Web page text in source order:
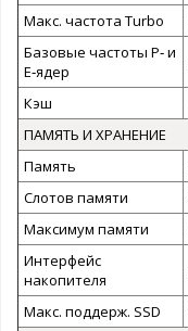
Макс. частота Turbo
Базовые частоты P‑ и
E‑ядер
Кэш
ПАМЯТЬ И ХРАНЕНИЕ
Память
Слотов памяти
Максимум памяти
Интерфейс
накопителя
Макс. поддерж. SSD